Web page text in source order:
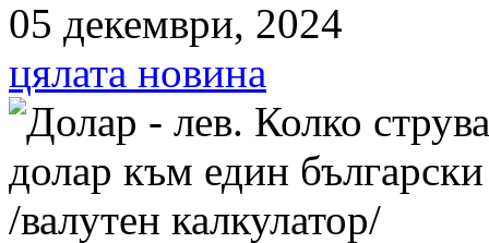
05 декември, 2024
цялата новина